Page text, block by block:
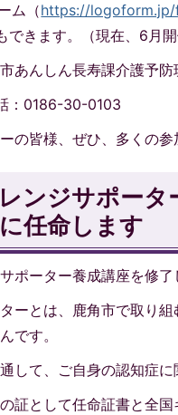
ム（https://logoform.jp/
できます。（現在、6月
市あんしん長寿課介護予防
30-0103
の皆様、ぜひ、多くの参
ンジサポータ
任命します
ポーター養成講座を修
ーとは、鹿角市で取り
です。
して、ご自身の認知症に
証として任命証書と全